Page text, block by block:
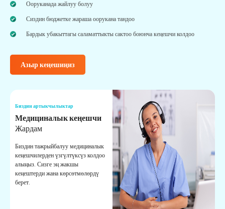
Ооруканада жайлуу болуу
Сиздин бюджетке жараша оорукана тандоо
Бардык убакыттагы саламаттыкты сактоо боюнча кеңешчи колдоо
Азыр кеңешиңиз
Биздин артыкчылыктар
Медициналык кеңешчи
Жардам
Биздин тажрыйбалуу медициналык
кеңешчилерден үзгүлтүксүз колдоо
алыңыз. Сизге эң жакшы
кеңештерди жана көрсөтмөлөрдү
берет.